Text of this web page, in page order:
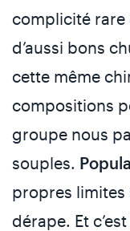
complicité rare
d’aussi bons
cette même
compositions
groupe nous
souples.
propres limites
dérape. Et